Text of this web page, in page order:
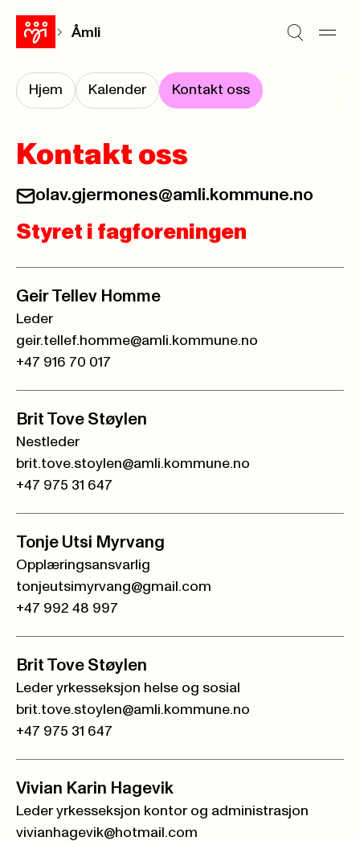
Åmli
Hjem Kalender Kontakt oss
Kontakt oss
olav.gjermones@amli.kommune.no
Styret i fagforeningen
Geir Tellev Homme
Leder
geir.tellef.homme@amli.kommune.no
+47 916 70 017
Brit Tove Støylen
Nestleder
brit.tove.stoylen@amli.kommune.no
+47 975 31 647
Tonje Utsi Myrvang
Opplæringsansvarlig
tonjeutsimyrvang@gmail.com
+47 992 48 997
Brit Tove Støylen
Leder yrkesseksjon helse og sosial
brit.tove.stoylen@amli.kommune.no
+47 975 31 647
Vivian Karin Hagevik
Leder yrkesseksjon kontor og administrasjon
vivianhagevik@hotmail.com